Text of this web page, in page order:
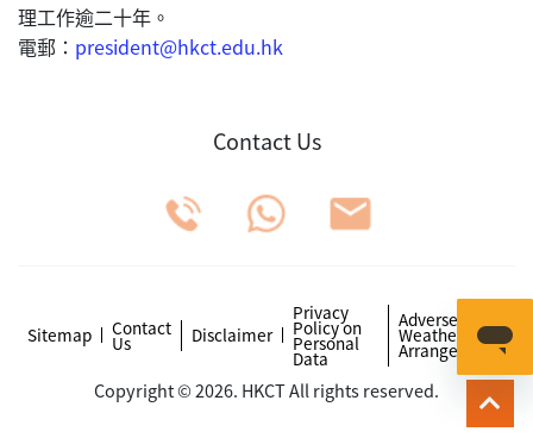
理工作逾二十年。
電郵： president@hkct.edu.hk
Contact Us
Sitemap Contact
Us Disclaimer
Privacy
Policy on
Personal
Data
Adverse
Weather
Arrangements
Copyright © 2026. HKCT All rights reserved.